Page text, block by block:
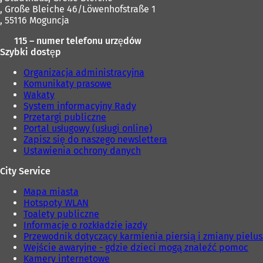
, Große Bleiche 46/Löwenhofstraße 1
, 55116 Moguncja
115 – numer telefonu urzędów
Szybki dostęp
Organizacja administracyjna
Komunikaty prasowe
Wakaty
System informacyjny Rady
Przetargi publiczne
Portal usługowy (usługi online)
Zapisz się do naszego newslettera
Ustawienia ochrony danych
City Service
Mapa miasta
Hotspoty WLAN
Toalety publiczne
Informacje o rozkładzie jazdy
Przewodnik dotyczący karmienia piersią i zmiany
Wejście awaryjne - gdzie dzieci mogą znaleźć pomoc
Kamery internetowe